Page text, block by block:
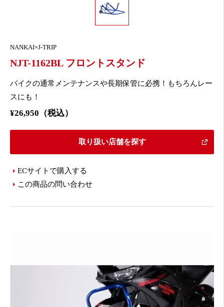
NANKAI×J-TRIP
NJT-1162BL フロントスタンド
バイクの通常メンテナンスや長期保管に必携！もちろんレー
スにも！
¥26,950（税込）
取り扱い店舗を探す
ECサイトで購入する
この商品の問い合わせ